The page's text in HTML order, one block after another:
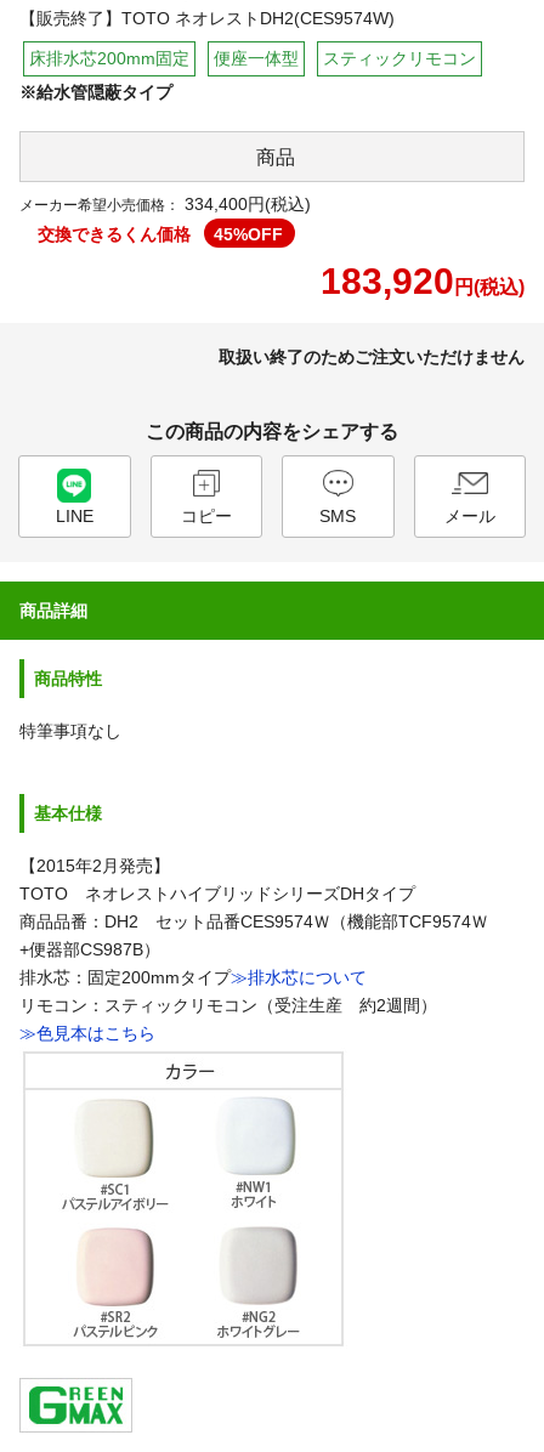
【販売終了】TOTO ネオレストDH2(CES9574W)
床排水芯200mm固定 便座一体型
スティックリモコン
※給水管隠蔽タイプ
商品
メーカー希望小売価格：
334,400円(税込)
交換できるくん価格
45%OFF
183,920 円(税込)
取扱い終了のためご注文いただけません
この商品の内容をシェアする
LINE コピー SMS メール
商品詳細
商品特性
特筆事項なし
基本仕様
【2015年2月発売】
TOTO ネオレストハイブリッドシリーズDHタイプ
商品品番：DH2 セット品番CES9574Ｗ（機能部TCF9574Ｗ
+便器部CS987B）
排水芯：固定200mmタイプ≫排水芯について
リモコン：スティックリモコン（受注生産 約2週間）
≫色見本はこちら